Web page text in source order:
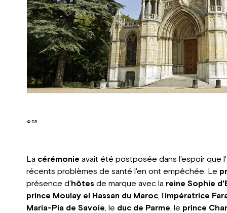
© DR
La cérémonie avait été postposée dans l'espoir que l'
récents problèmes de santé l'en ont empêchée. Le
présence d' hôtes de marque avec la reine Sophie
prince Moulay el Hassan du Maroc, l'impératrice
Maria-Pia de Savoie, le duc de Parme, le prince